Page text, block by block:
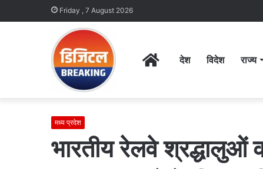
Friday , 7 August 2026
Homeदेश विदेश राज्य
मध्य प्रदेश
भारतीय रेलवे श्रद्धालुओं